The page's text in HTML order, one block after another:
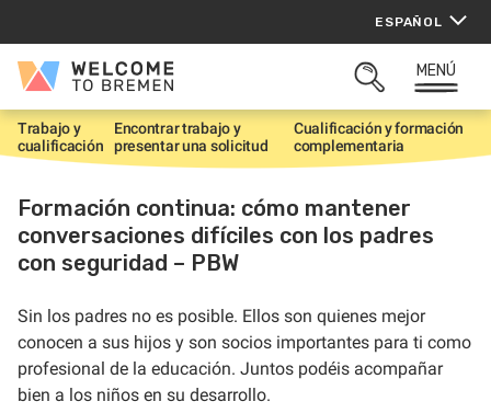
contenido
ESPAÑOL
Welcome
Bremen
ABRIR
MENÚ
I
n
c
i
o
Trabajo y
cualificación
Encontrar trabajo y
presentar una solicitud
Cualificación y formación
complementaria
Formación continua: cómo mantener
conversaciones difíciles con los padres
con seguridad – PBW
Sin los padres no es posible. Ellos son quienes mejor
conocen a sus hijos y son socios importantes para ti como
profesional de la educación. Juntos podéis acompañar
bien a los niños en su desarrollo.